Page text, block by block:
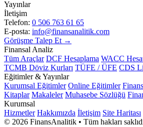
Yayınlar
İletişim
Telefon: 0 506 763 61 65
E-posta: info@finansanalitik.com
Görüşme Talep Et →
Finansal Analiz
Tüm Araçlar DCF Hesaplama WACC
TCMB Döviz Kurları TÜFE / ÜFE CDS
Eğitimler & Yayınlar
Kurumsal Eğitimler Online Eğitimler
Kitaplar Makaleler Muhasebe Sözlüğü
Kurumsal
Hizmetler Hakkımızda İletişim Site Haritası
© 2026 FinansAnalitik • Tüm hakları